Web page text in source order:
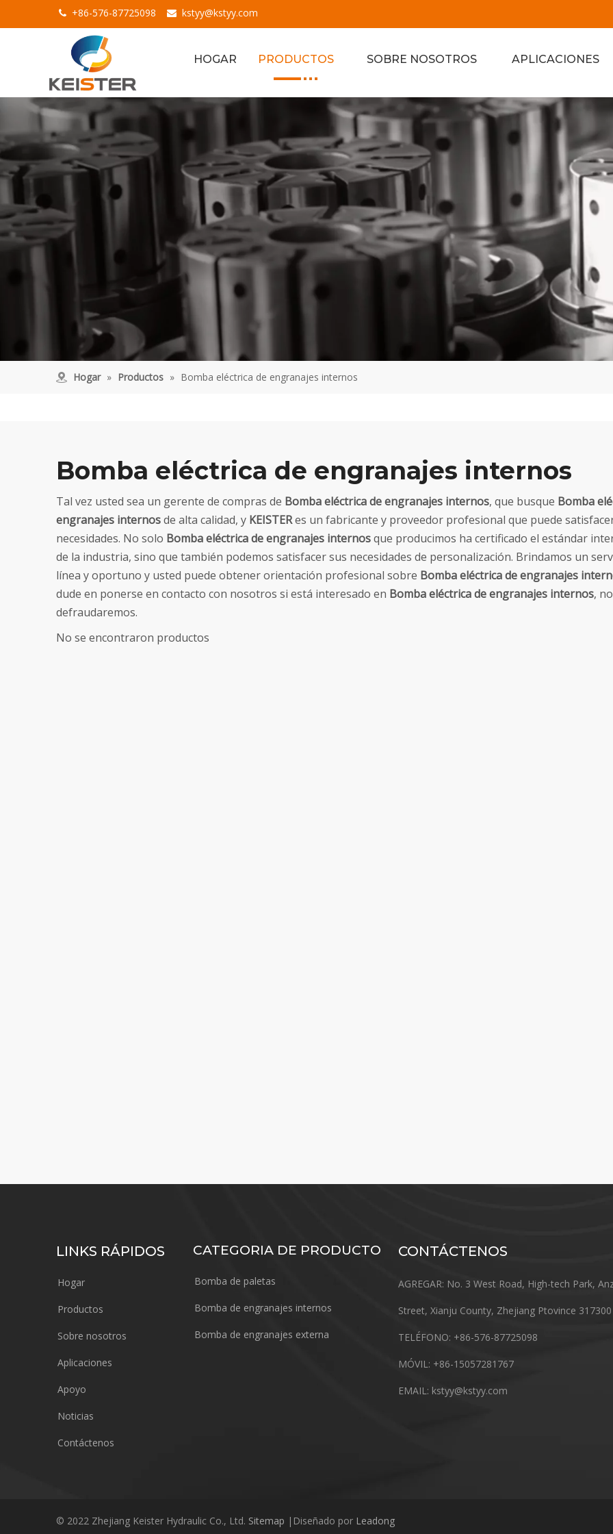
 +86-576-87725098  kstyy@kstyy.com
HOGAR PRODUCTOS SOBRE NOSOTROS APLICACIONES
Hogar » Productos » Bomba eléctrica de engranajes internos
Bomba eléctrica de engranajes internos
Tal vez usted sea un gerente de compras de Bomba eléctrica de engranajes internos, que busque Bomba
engranajes internosde alta calidad, y KEISTERes un fabricante y proveedor profesional que puede
necesidades. No solo Bomba eléctrica de engranajes internosque producimos ha certificado el estándar
de la industria, sino que también podemos satisfacer sus necesidades de personalización. Brindamos un
línea y oportuno y usted puede obtener orientación profesional sobre Bomba eléctrica de engranajes
dude en ponerse en contacto con nosotros si está interesado en Bomba eléctrica de engranajes internos,
defraudaremos.
No se encontraron productos
LINKS RÁPIDOS
Hogar
Productos
Sobre nosotros
Aplicaciones
Apoyo
Noticias
Contáctenos
CATEGORIA DE PRODUCTO
Bomba de paletas
Bomba de engranajes internos
Bomba de engranajes externa
CONTÁCTENOS
AGREGAR: No. 3 West Road, High-tech Park,
Street, Xianju County, Zhejiang Ptovince 317300
TELÉFONO: +86-576-87725098
MÓVIL: +86-15057281767
EMAIL: kstyy@kstyy.com
© 2022 Zhejiang Keister Hydraulic Co., Ltd. Sitemap |Diseñado por Leadong